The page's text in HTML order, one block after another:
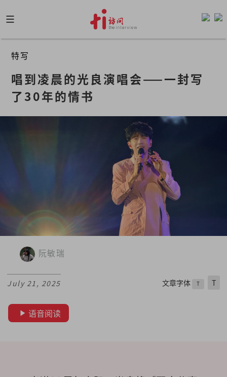
to
content
特写
唱到凌晨的光良演唱会——一封写
了30年的情书
阮敏瑞
July 21, 2025 文章字体 T T
语音阅读